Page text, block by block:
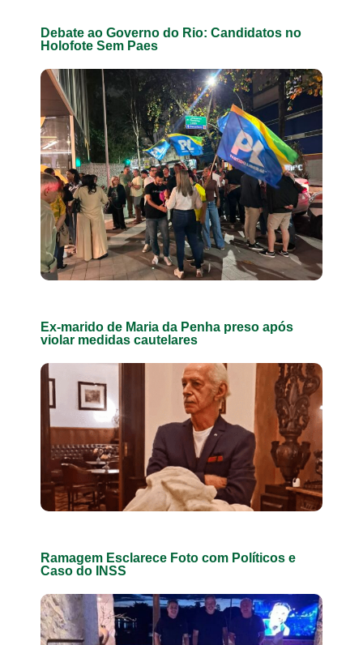
Debate ao Governo do Rio: Candidatos no
Holofote Sem Paes
Ex-marido de Maria da Penha preso após
violar medidas cautelares
Ramagem Esclarece Foto com Políticos e
Caso do INSS